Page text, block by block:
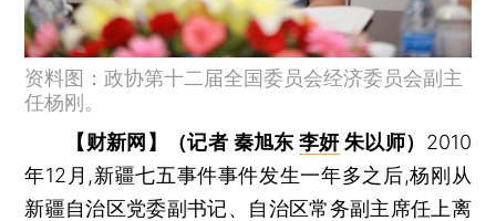
资料图：政协第十二届全国委员会经济委员会副主
任杨刚。
【财新网】（记者 秦旭东 李妍朱以师） 2010
年12月,新疆七五事件事件发生一年多之后,杨刚从
新疆自治区党委副书记、自治区常务副主席任上离